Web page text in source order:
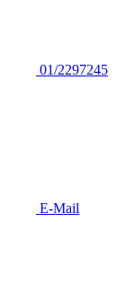
01/2297245
E-Mail